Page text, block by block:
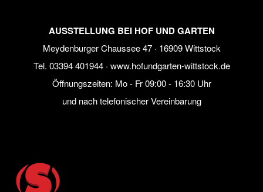
AUSSTELLUNG BEI HOF UND GARTEN
Meydenburger Chaussee 47 · 16909 Wittstock
Tel. 03394 401944· www.hofundgarten-wittstock.de
Öffnungszeiten: Mo - Fr 09:00 - 16:30 Uhr
und nach telefonischer Vereinbarung